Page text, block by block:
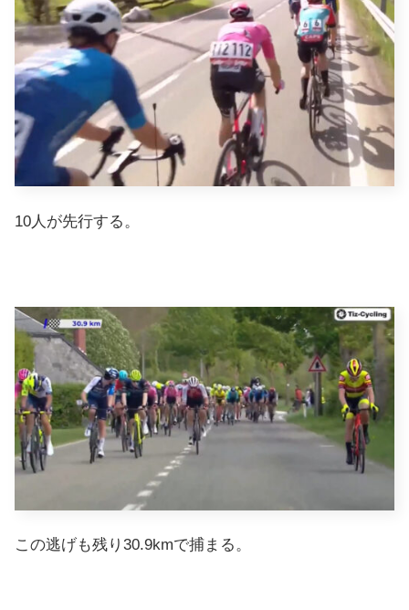
10人が先行する。
この逃げも残り30.9kmで捕まる。